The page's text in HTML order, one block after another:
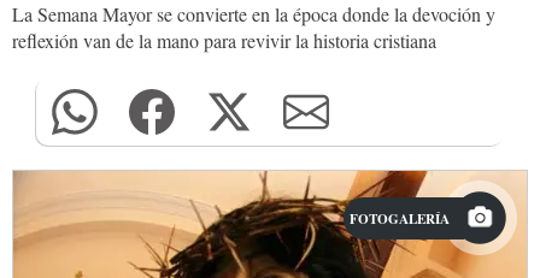
La Semana Mayor se convierte en la época donde la devoción y
reflexión van de la mano para revivir la historia cristiana
FOTOGALERÍA